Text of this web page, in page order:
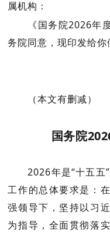
属机构：
《国务院2026年
务院同意，现印发给你
（本文有删减）
国务院
2026年是“十五五
工作的总体要求是：
强领导下，坚持以习
为指导，全面贯彻落